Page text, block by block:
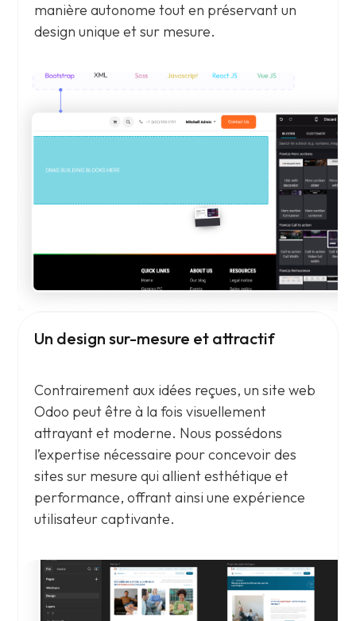
manière autonome tout en préservant un
design unique et sur mesure.
Un design sur-mesure et attractif
Contrairement aux idées reçues, un site web
Odoo peut être à la fois visuellement
attrayant et moderne. Nous possédons
l’expertise nécessaire pour concevoir des
sites sur mesure qui allient esthétique et
performance, offrant ainsi une expérience
utilisateur captivante.